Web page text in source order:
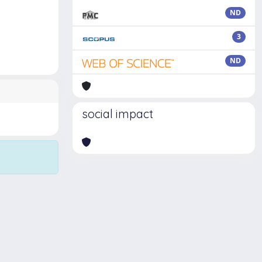
ND
3
ND
social impact